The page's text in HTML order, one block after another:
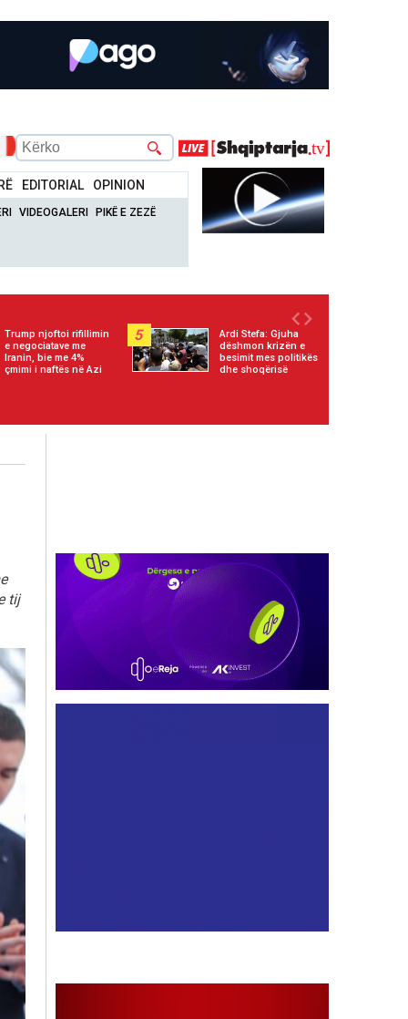
EDITORIAL OPINION
VIDEOGALERI PIKË E ZEZË
Trump njoftoi rifillimin
e negociatave me
Iranin, bie me 4%
çmimi i naftës në Azi
5
Ardi Stefa: Gjuha
dëshmon krizën e
besimit mes politikës
dhe shoqërisë
tij